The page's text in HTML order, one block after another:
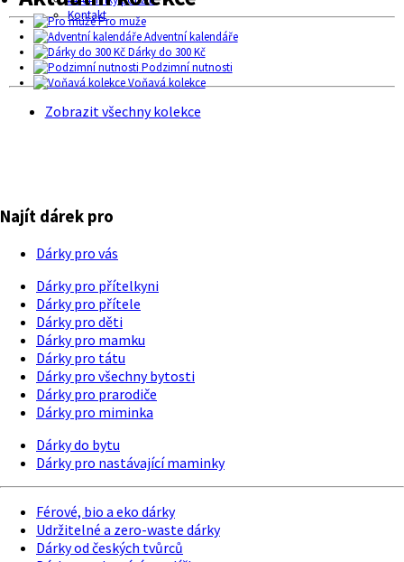
KontaktPro muže
Adventní kalendáře
Dárky do 300 Kč
Podzimní nutnosti
Voňavá kolekce
Zobrazit všechny kolekce
Najít dárek pro
Dárky pro vás
Dárky pro přítelkyni
Dárky pro přítele
Dárky pro děti
Dárky pro mamku
Dárky pro tátu
Dárky pro všechny bytosti
Dárky pro prarodiče
Dárky pro miminka
Dárky do bytu
Dárky pro nastávající maminky
Férové, bio a eko dárky
Udržitelné a zero-waste dárky
Dárky od českých tvůrců